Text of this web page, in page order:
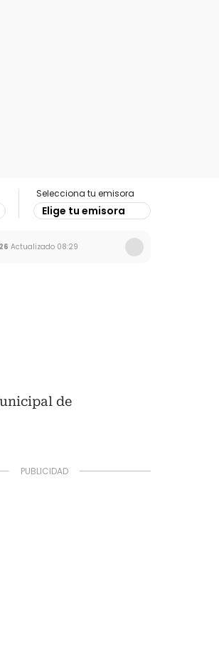
Selecciona tu emisora
Elige tu emisora
Actualizado 08:29
de